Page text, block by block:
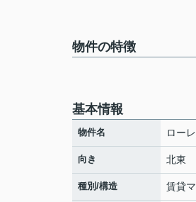
物件の特徴
基本情報
物件名 ロー
向き 北東
種別/構造 賃貸